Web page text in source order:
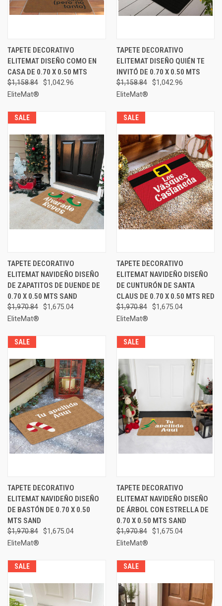
TAPETE DECORATIVO
ELITEMAT DISEÑO COMO EN
CASA DE 0.70 X 0.50 MTS
$1,158.84
$1,042.96
EliteMat®
TAPETE DECORATIVO
ELITEMAT DISEÑO QUIÉN TE
INVITÓ DE 0.70 X 0.50 MTS
$1,158.84
$1,042.96
EliteMat®
SALE
TAPETE DECORATIVO
ELITEMAT NAVIDEÑO DISEÑO
DE ZAPATITOS DE DUENDE DE
0.70 X 0.50 MTS SAND
$1,970.84
$1,675.04
EliteMat®
SALE
TAPETE DECORATIVO
ELITEMAT NAVIDEÑO DISEÑO
DE CUNTURÓN DE SANTA
CLAUS DE 0.70 X 0.50 MTS RED
$1,970.84
$1,675.04
EliteMat®
SALE
TAPETE DECORATIVO
ELITEMAT NAVIDEÑO DISEÑO
DE BASTÓN DE 0.70 X 0.50
MTS SAND
$1,970.84
$1,675.04
EliteMat®
SALE
TAPETE DECORATIVO
ELITEMAT NAVIDEÑO DISEÑO
DE ÁRBOL CON ESTRELLA DE
0.70 X 0.50 MTS SAND
$1,970.84
$1,675.04
EliteMat®
SALE SALE